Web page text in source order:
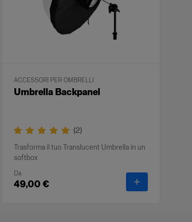
ACCESSORI PER OMBRELLI
Umbrella Backpanel
(2)
Trasforma il tuo Translucent Umbrella in un
softbox
Da
49,00 €